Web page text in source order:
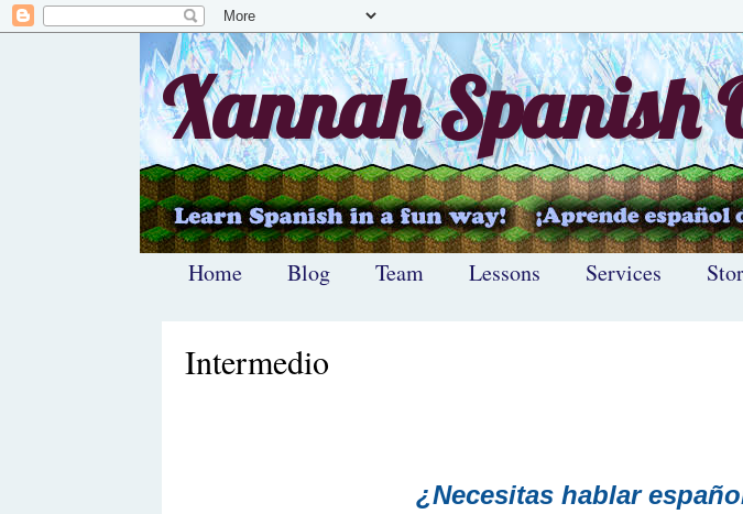
Xannah Spanish
Home Blog Team Lessons Services
Intermedio
¿Necesitas hablar